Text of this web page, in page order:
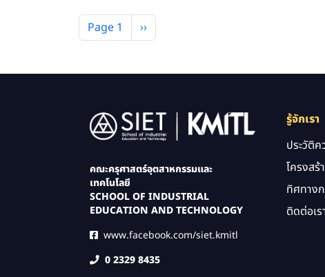
Pagination
Page 1 Next page
››
Image
คณะครุศาสตร์อุตสาหกรรมและ
เทคโนโลยี
SCHOOL OF INDUSTRIAL
EDUCATION AND TECHNOLOGY
www.facebook.com/siet.kmitl
0 2329 8435
รู้จักเรา
ประวัติค
โครงส
ทิศทาง
ติดต่อเร